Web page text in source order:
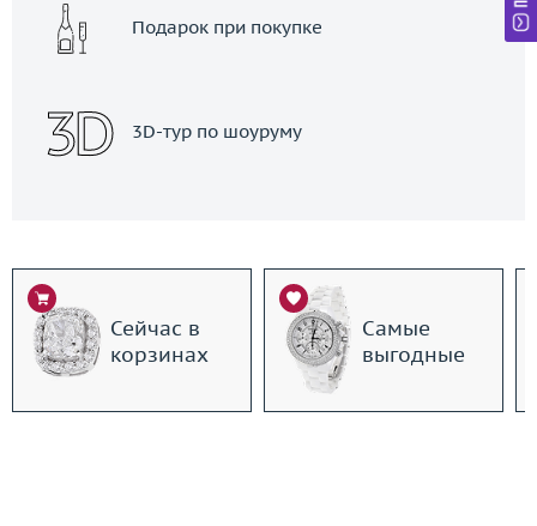
Подарок при покупке
3D-тур по шоуруму
Сейчас в
корзинах
Самые
выгодные